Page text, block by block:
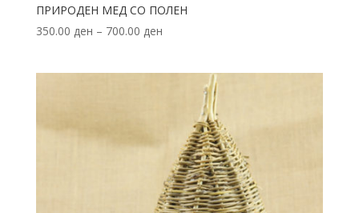
ПРИРОДЕН МЕД СО ПОЛЕН
350.00 ден – 700.00 ден